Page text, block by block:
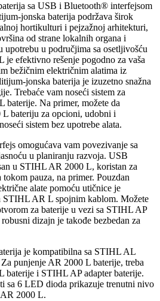
sa USB i Bluetooth® interfejsom
jonska baterija podržava širok
hortikulturi i pejzažnoj arhitekturi,
od strane lokalnih organa i
upotrebu u područjima sa osetljivošću
efektivno rešenje pogodno za vaša
bežičnim električnim alatima iz
jonska baterija je izuzetno snažna
Trebaće vam noseći sistem za
Na primer, možete da
bateriju za opcioni, udobni i
sistem bez upotrebe alata.
omogućava vam povezivanje sa
u planiranju razvoja. USB
u STIHL AR 2000 L, koristan za
pauza, na primer. Pouzdan
alate pomoću utičnice je
STIHL AR L spojnim kablom. Možete
za baterije u vezi sa STIHL AP
dizajn je takođe bezbedan za
je kompatibilna sa STIHL AL
punjenje AR 2000 L baterije, treba
i STIHL AP adapter baterije.
sa 6 LED dioda prikazuje trenutni nivo
2000 L.